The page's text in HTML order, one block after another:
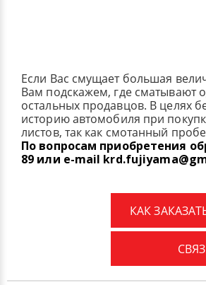
Если Вас смущает большая
Вам подскажем, где
остальных продавцов. В целях
историю автомобиля при
листов, так как смотанный
По вопросам приобретения
89 или e-mail
КАК